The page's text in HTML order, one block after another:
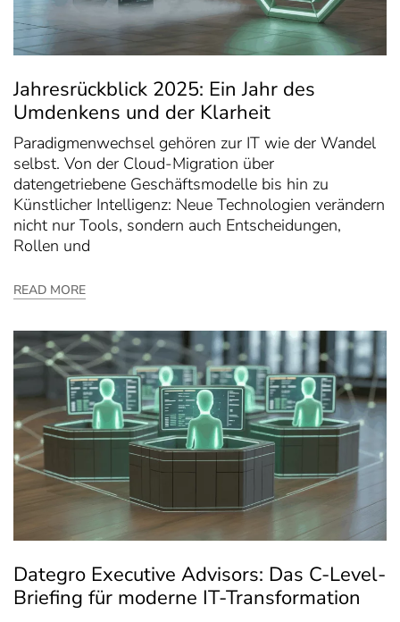
Jahresrückblick 2025: Ein Jahr des
Umdenkens und der Klarheit
Paradigmenwechsel gehören zur IT wie der Wandel
selbst. Von der Cloud-Migration über
datengetriebene Geschäftsmodelle bis hin zu
Künstlicher Intelligenz: Neue Technologien verändern
nicht nur Tools, sondern auch Entscheidungen,
Rollen und
READ MORE
Dategro Executive Advisors: Das C-Level-
Briefing für moderne IT-Transformation